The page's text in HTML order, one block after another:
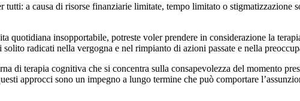
a causa di risorse finanziarie limitate, tempo limitato o stigmatizzazione
quotidiana insopportabile, potreste voler prendere in considerazione la
radicati nella vergogna e nel rimpianto di azioni passate e nella
di terapia cognitiva che si concentra sulla consapevolezza del momento
approcci sono un impegno a lungo termine che può comportare